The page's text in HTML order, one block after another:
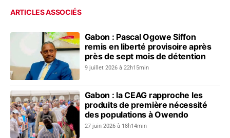
ARTICLES ASSOCIÉS
Gabon : Pascal Ogowe Siffon
remis en liberté provisoire après
près de sept mois de détention
9 juillet 2026 à 22h15min
Gabon : la CEAG rapproche les
produits de première nécessité
des populations à Owendo
27 juin 2026 à 18h14min